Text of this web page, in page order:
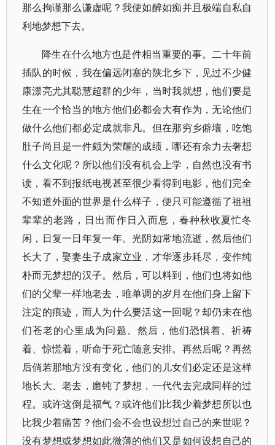
那么拘谨那么谦虚呢？我便如醉如痴并且极端自私自
利地梦想下去。
降生在什么地方也是件相当重要的事。二十年前
插队的时候，我在偏远闭塞的陕北乡下，见过不少健
康漂亮尤其聪慧超群的少年，当时我就想，他们要是
生在一个恰当的地方他们必都会大有作为，无论他们
做什么他们都必定成就非凡。但在那穷乡僻壤，吃饱
肚子尚且是一件颇为荣耀的成绩，哪还有余力去奢想
什么文化呢？所以他们没有机会上学，自然也没有书
读，看不到报纸电视甚至很少看得到电影，他们完全
不知道外面的世界是什么样子，便只可能遵循了祖祖
辈辈的老路，日出而作日入而息，春种秋收夏忙冬
闲，日复一日年复一年。光阴如常地流逝，然后他们
长大了，娶妻生子成家立业，才华逐步耗尽，变作纯
朴而无梦想的汉子。然后，可以料到，他们也将如他
们的父辈一样地老去，唯单调的岁月在他们身上留下
注定的痕迹，而人为什么要活这一回呢？却仍未在他
们苍老的心里成为问题。然后，他们恐惧着、祈祷
着、惊慌着，听命于死亡随意安排。再然后呢？再然
后倘若那地方没有变化，他们的儿女们必定还是这样
地长大、老去，磨钝了梦想，一代代去完成同样的过
程。或许这倒是福气？或许他们比我少着梦想所以也
比我少着痛苦？他们会不会也设想过自己的来世呢？
没有梦想或梦想如此微薄的他们又是如何设想自己的